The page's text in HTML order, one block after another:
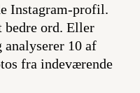
Instagram-profil.
bedre ord. Eller
10 af
fra indeværende